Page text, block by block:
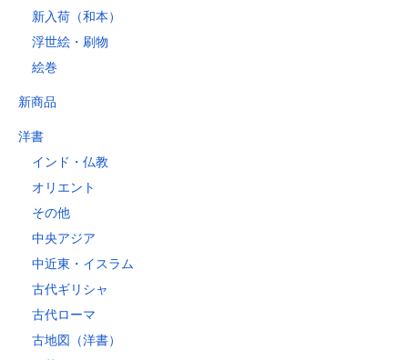
新入荷（和本）
浮世絵・刷物
絵巻
新商品
洋書
インド・仏教
オリエント
その他
中央アジア
中近東・イスラム
古代ギリシャ
古代ローマ
古地図（洋書）